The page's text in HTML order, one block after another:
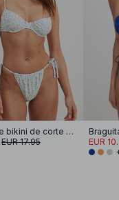
Braguita de bikini de corte alto con cordón
EUR 17.95
EUR